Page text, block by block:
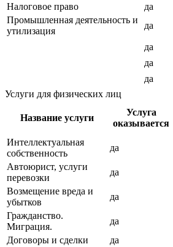
Налоговое право
да
Промышленная деятельность и
утилизация
да
да
да
да
Услуги для физических лиц
Название услуги
Услуга
оказывается
Интеллектуальная
собственность
да
Автоюрист, услуги
перевозки
да
Возмещение вреда и
убытков
да
Гражданство.
Миграция.
да
Договоры и сделки
да